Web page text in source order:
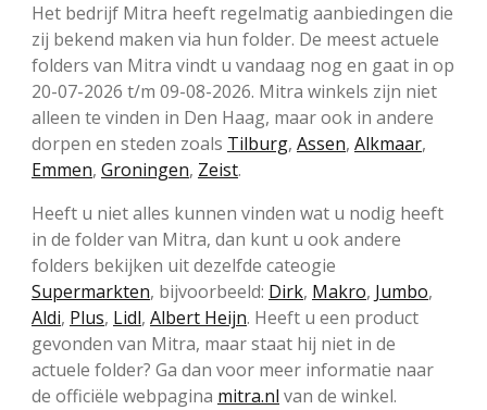
Het bedrijf Mitra heeft regelmatig aanbiedingen die
zij bekend maken via hun folder. De meest actuele
folders van Mitra vindt u vandaag nog en gaat in op
20-07-2026 t/m 09-08-2026. Mitra winkels zijn niet
alleen te vinden in Den Haag, maar ook in andere
dorpen en steden zoals Tilburg, Assen, Alkmaar,
Emmen, Groningen, Zeist.
Heeft u niet alles kunnen vinden wat u nodig heeft
in de folder van Mitra, dan kunt u ook andere
folders bekijken uit dezelfde cateogie
Supermarkten, bijvoorbeeld: Dirk, Makro, Jumbo,
Aldi, Plus, Lidl, Albert Heijn. Heeft u een product
gevonden van Mitra, maar staat hij niet in de
actuele folder? Ga dan voor meer informatie naar
de officiële webpagina mitra.nl van de winkel.